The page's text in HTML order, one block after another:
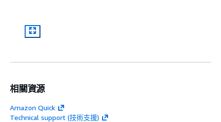
相關資源
Amazon Quick
Technical support (技術支援)